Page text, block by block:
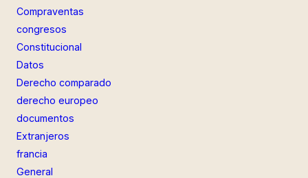
Compraventas
congresos
Constitucional
Datos
Derecho comparado
derecho europeo
documentos
Extranjeros
francia
General